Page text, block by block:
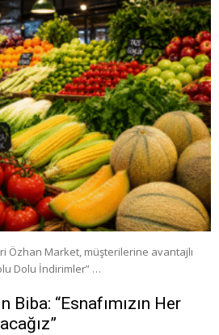
Özhan Market, müşterilerine avantajlı
Dolu İndirimler” …
Biba: “Esnafımızın Her